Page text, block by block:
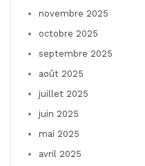
novembre 2025
octobre 2025
septembre 2025
août 2025
juillet 2025
juin 2025
mai 2025
avril 2025